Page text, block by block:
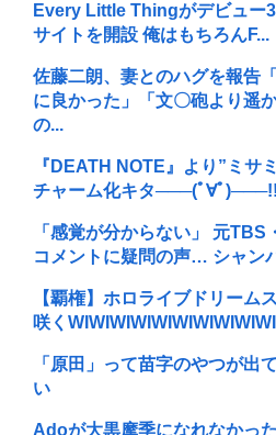
Every Little Thingがデビュー
サイトを開設 俺はもちろんF...
佐藤二朗、妻とのハグを報告
に良かった」「文〇砲より遥
の...
『DEATH NOTE』より”ミサ
チャーム化キタ───(ﾟ∀ﾟ
「感覚が分からない」 元
コメントに疑問の声… シャン
【覇権】ホロライブドリーム
咲く
「原田」って苗字のやつが出
い
Adoが大黒摩季になれなかっ